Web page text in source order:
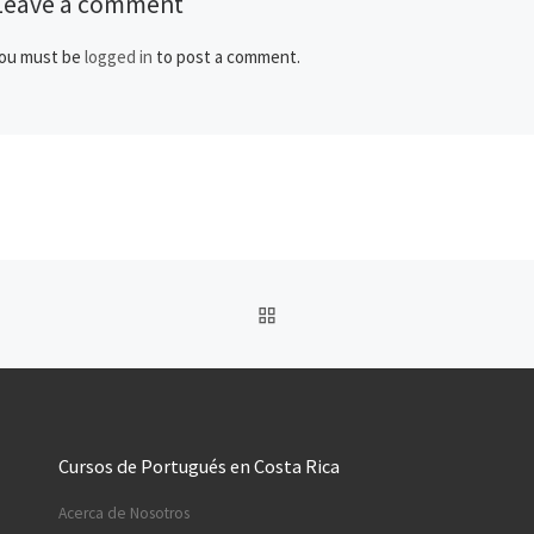
must be logged in to post a comment.
Cursos de Portugués en Costa Rica
Acerca de Nosotros